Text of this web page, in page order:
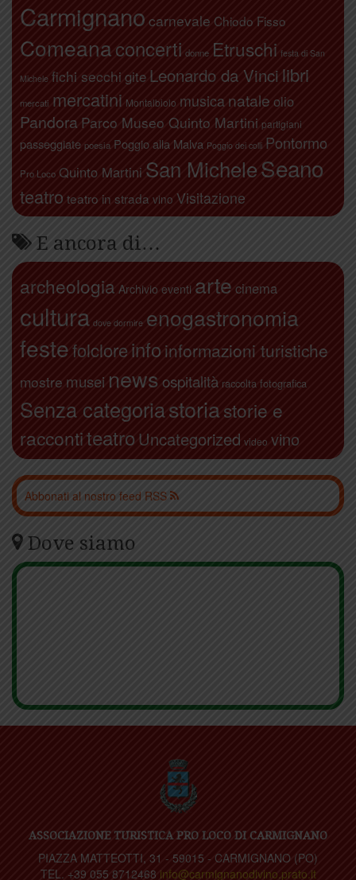
Carmignano carnevale Chiodo Fisso
Comeanaconcerti donne Etruschi festa di San
Michele fichi secchi gite Leonardo da Vinci libri
mercati mercatini Montalbiolo musica natale olio
Pandora Parco Museo Quinto Martini partigiani
passeggiate poesia Poggio alla Malva Poggio dei colli Pontormo
Pro Loco Quinto Martini San MicheleSeano
teatro teatro in strada vino Visitazione
E ancora di…
archeologia Archivio eventi arte cinema
cultura dove dormire enogastronomia
festefolcloreinfo informazioni turistiche
mostre musei news ospitalità raccolta fotografica
Senza categoriastoriastorie e
raccontiteatro Uncategorized video vino
Abbonati al nostro feed RSS
Dove siamo
ASSOCIAZIONE TURISTICA PRO LOCO DI CARMIGNANO
PIAZZA MATTEOTTI, 31 - 59015 - CARMIGNANO (PO)
TEL. +39 055 8712468 info@carmignanodivino.prato.it